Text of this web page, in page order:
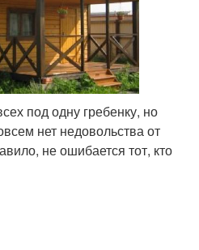
под одну гребенку, но
нет недовольства от
не ошибается тот, кто